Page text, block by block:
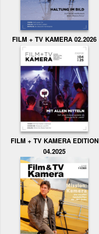
FILM + TV KAMERA 02.2026
FILM + TV KAMERA EDITION
04.2025